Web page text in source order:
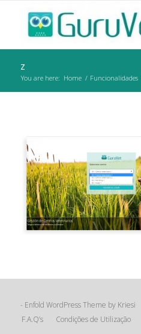
z
You are here: Home / Funcionalidades
- Enfold WordPress Theme by Kriesi
F.A.Q’s
Condições de Utilização